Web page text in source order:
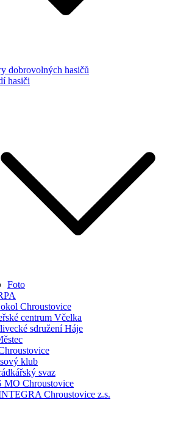
dobrovolných hasičů
hasiči
Foto
Chroustovice
centrum Včelka
sdružení Háje
klub
svaz
MO Chroustovice
Chroustovice z.s.